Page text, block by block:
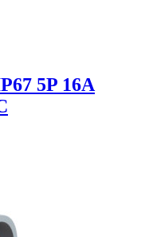
5P 16A